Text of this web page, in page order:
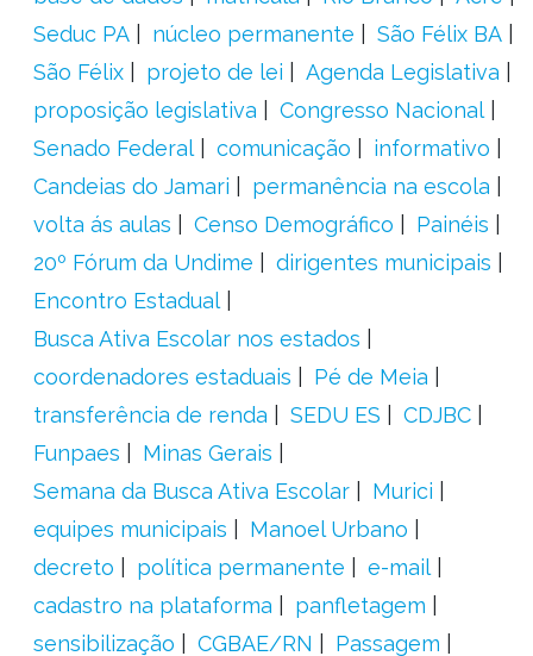
Seduc PA
núcleo permanente
São Félix BA
São Félix
projeto de lei
Agenda Legislativa
proposição legislativa
Congresso Nacional
Senado Federal
comunicação
informativo
Candeias do Jamari
permanência na escola
volta ás aulas
Censo Demográfico
Painéis
20º Fórum da Undime
dirigentes municipais
Encontro Estadual
Busca Ativa Escolar nos estados
coordenadores estaduais
Pé de Meia
transferência de renda
SEDU ES
CDJBC
Funpaes
Minas Gerais
Semana da Busca Ativa Escolar
Murici
equipes municipais
Manoel Urbano
decreto
política permanente
e-mail
cadastro na plataforma
panfletagem
sensibilização
CGBAE/RN
Passagem